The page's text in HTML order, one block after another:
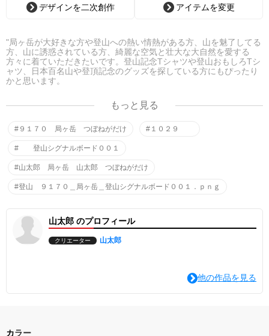
デザインを二次創作 アイテムを変更
"局ヶ岳が大好きな方や登山への熱い情熱がある方、山を魅了してる
方、山に誘惑されている方、綺麗な空気と壮大な大自然を愛する
方々に着ていただきたいです。登山記念Tシャツや登山おもしろTシ
ャツ、日本百名山や登頂記念のグッズを探している方にもぴったり
かと思います。
今回のデザインは「山太郎 局ヶ岳 登山シグナルボード001」で
す。
シャツ以外のグッズや他にもデザインを作っています。
す。
山太郎 局ヶ岳 山太郎 つぼねがだけ 山太郎
もっと見る
#９１７０ 局ヶ岳 つぼねがだけ #１０２９
# 登山シグナルボード００１
#山太郎 局ヶ岳 山太郎 つぼねがだけ
#登山 ９１７０＿局ヶ岳＿登山シグナルボード００１．ｐｎｇ
山太郎 のプロフィール
クリエーター 山太郎
他の作品を見る
カラー